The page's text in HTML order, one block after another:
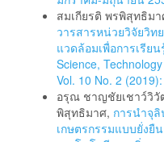
สมเกียรติ พรพิสุทธิมา
วารสารหน่วยวิจัยวิท
แวดล้อมเพื่อการเรีย
Science,
Vol. 10 No. 2
อรุณ ชาญชัยเชาว์วิวั
พิสุทธิมาศ, การนำจุ
เกษตรกรรมแบบยั่งยืน